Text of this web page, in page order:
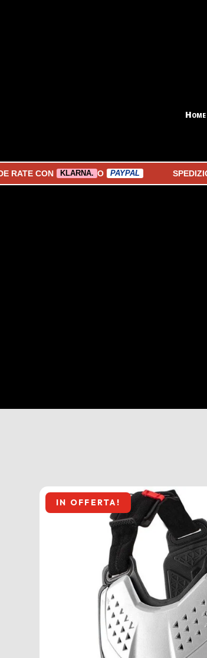
Home
CON KLARNA. O PAYPAL SPEDIZIONE
IN OFFERTA!